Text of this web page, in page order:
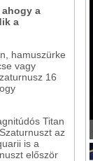
a
a
hamuszürke
vagy
16
Titan
az
is a
először